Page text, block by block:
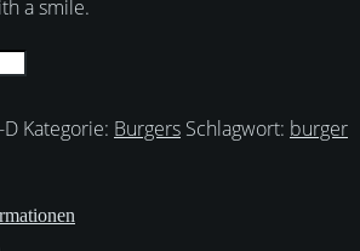
a smile.
D Kategorie: Burgers Schlagwort: burger